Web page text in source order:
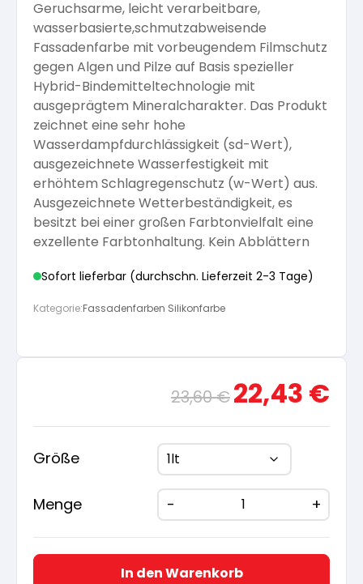
Öle für Außen
Pflege und Reinigung
Versiegelung für Beton
Pflege
Kalkfarben
Anti Schimmelfarbe
Isolierfarben
Latexfarben
Silikatfarben
Pflege und Reinigung
Spezialprodukte
Arbeitshandschuhe
Dichtmassen
Farbwalzen
Pinsel und Bürsten
Schleifmittel
Geruchsarme, leicht verarbeitbare,
wasserbasierte,schmutzabweisende
Fassadenfarbe mit vorbeugendem Filmschutz
gegen Algen und Pilze auf Basis spezieller
Hybrid-Bindemitteltechnologie mit
ausgeprägtem Mineralcharakter. Das Produkt
zeichnet eine sehr hohe
Wasserdampfdurchlässigkeit (sd-Wert),
ausgezeichnete Wasserfestigkeit mit
erhöhtem Schlagregenschutz (w-Wert) aus.
Ausgezeichnete Wetterbeständigkeit, es
besitzt bei einer großen Farbtonvielfalt eine
exzellente Farbtonhaltung. Kein Abblättern
Sofort lieferbar (durchschn. Lieferzeit 2-3 Tage)
Kategorie:Fassadenfarben Silikonfarbe
23,60€
Ursprünglicher
Preis
war:
23,60 €
22,43 €
ist:
Größe
Menge
In den Warenkorb